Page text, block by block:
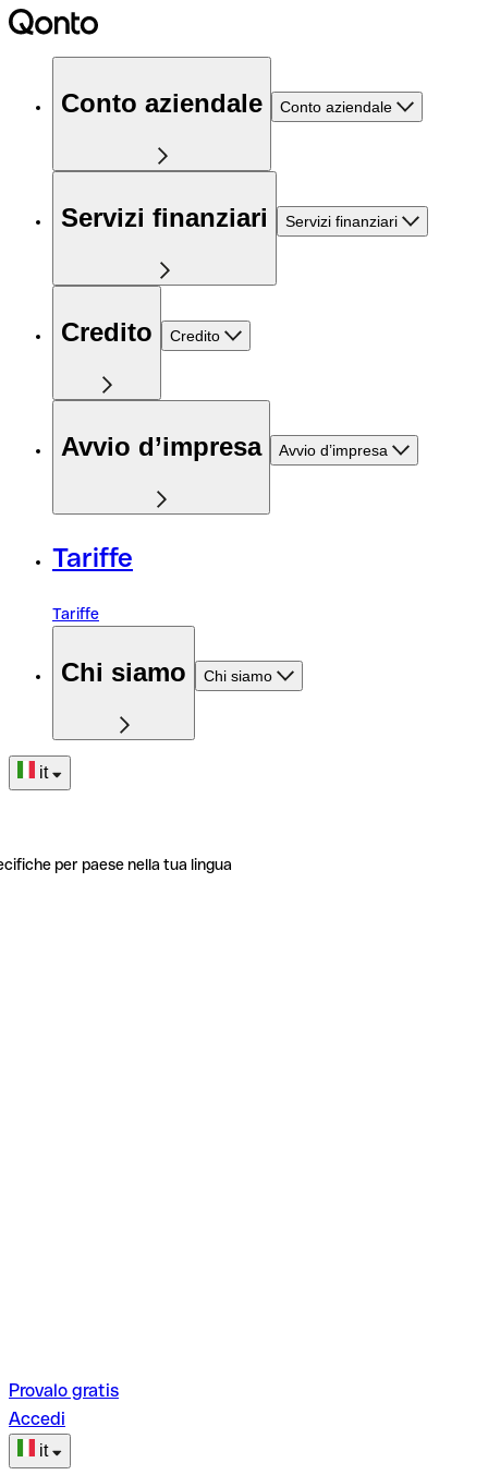
Conto aziendale Conto aziendale
Servizi finanziari Servizi finanziari
Credito Credito
Avvio d’impresa Avvio d’impresa
Tariffe
Tariffe
Chi siamo Chi siamo
it
per paese nella tua lingua
Provalo gratis
Accedi
it